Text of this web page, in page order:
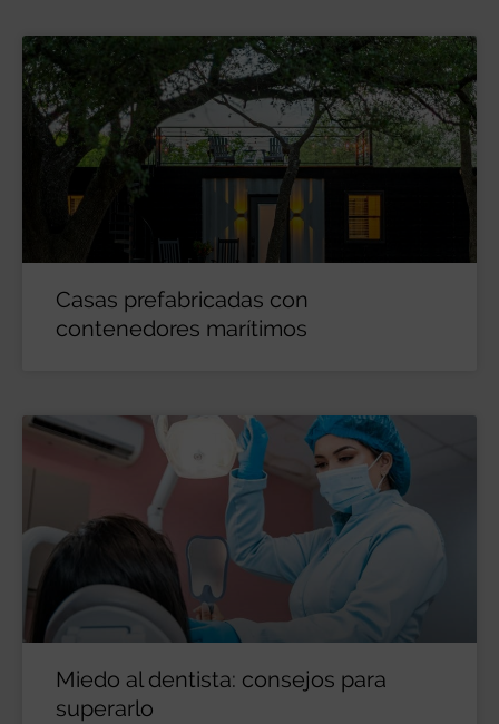
Casas prefabricadas con
contenedores marítimos
Miedo al dentista: consejos para
superarlo